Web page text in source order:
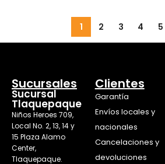
1 2 3 4 5
Sucursales
Sucursal
Tlaquepaque
Niños Heroes 709,
Local No. 2, 13, 14 y
15 Plaza Alamo
Center,
Tlaquepaque.
Clientes
Garantía
Envíos locales y
nacionales
Cancelaciones y
devoluciones